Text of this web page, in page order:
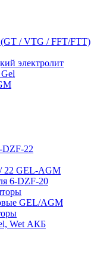
/ VTG / FFT/FTT)
электролит
DZF-22
22 GEL-AGM
6-DZF-20
GEL/AGM
Wet АКБ